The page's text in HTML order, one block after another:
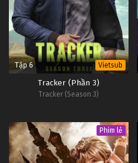
Tập 6 Vietsub
Tracker (Phần 3)
Tracker (Season 3)
Phim lẻ